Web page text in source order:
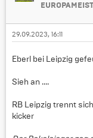
29.09.2023, 16:11
Eberl bei Leipzig
Sieh an ....
RB Leipzig trennt
kicker